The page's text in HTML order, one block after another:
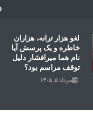
لغو هزار ترانه، هزاران
خاطره و یک پرسش آیا
نام هما میرافشار دلیل
توقف مراسم بود؟
مرداد ۵, ۱۴۰۵